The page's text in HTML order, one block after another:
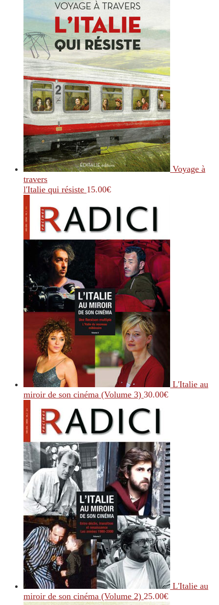
Voyage à
travers
l'Italie qui résiste 15.00€
L'Italie au
miroir de son cinéma (Volume 3) 30.00€
L'Italie au
miroir de son cinéma (Volume 2) 25.00€